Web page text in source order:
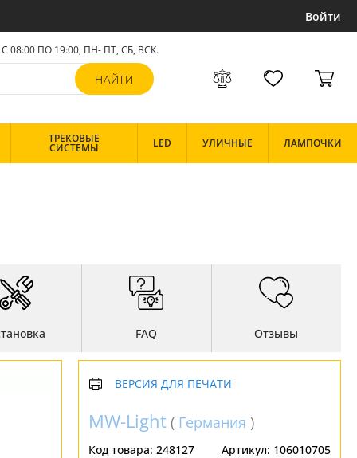
Войти
С 08:00 ПО 19:00, ПН- ПТ, СБ, ВСК.
ТРЕКОВЫЕ
СИСТЕМЫ LED УЛИЧНЫЕ ЛАМПОЧКИ
FAQ Отзывы
ВЕРСИЯ ДЛЯ ПЕЧАТИ
MW-Light ( Германия )
Код товара: 248127 Артикул: 106010705